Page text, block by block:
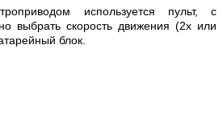
используется пульт, с
выбрать скорость движения (2x или
блок.